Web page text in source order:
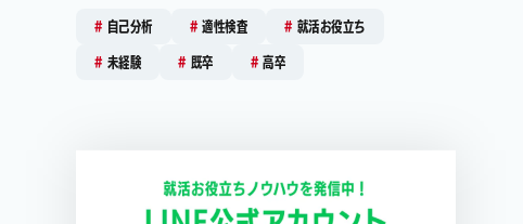
自己分析 適性検査 就活お役立ち
未経験 既卒 高卒